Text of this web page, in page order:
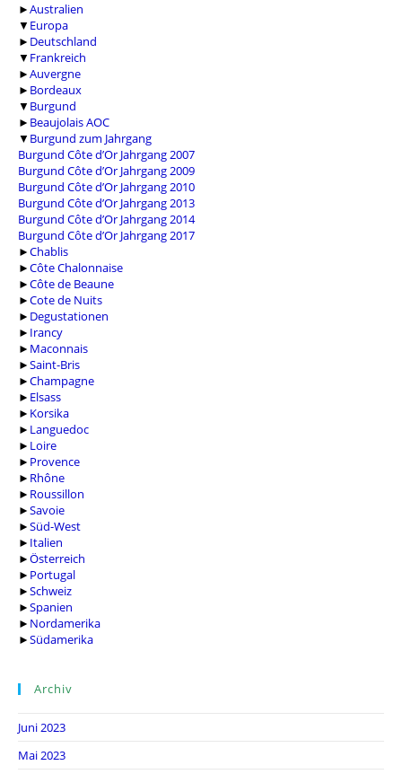
►Australien
▼ Europa
► Deutschland
▼ Frankreich
►Auvergne
► Bordeaux
▼ Burgund
► Beaujolais AOC
▼ Burgund zum Jahrgang
Burgund Côte d’Or Jahrgang 2007
Burgund Côte d’Or Jahrgang 2009
Burgund Côte d’Or Jahrgang 2010
Burgund Côte d’Or Jahrgang 2013
Burgund Côte d’Or Jahrgang 2014
Burgund Côte d’Or Jahrgang 2017
►Chablis
►Côte Chalonnaise
►Côte de Beaune
►Cote de Nuits
► Degustationen
► Irancy
► Maconnais
►Saint-Bris
►Champagne
► Elsass
► Korsika
► Languedoc
► Loire
► Provence
► Rhône
► Roussillon
►Savoie
►Süd-West
► Italien
►Österreich
► Portugal
►Schweiz
►Spanien
► Nordamerika
►Südamerika
Archiv
Juni 2023
Mai 2023